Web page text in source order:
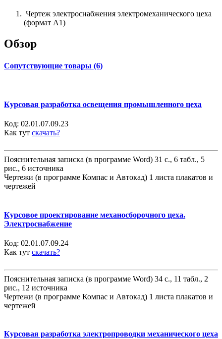
Чертеж электроснабжения электромеханического цеха
(формат А1)
Обзор
Сопутствующие товары (6)
Курсовая разработка освещения промышленного цеха
Код: 02.01.07.09.23
Как тут скачать?
Пояснительная записка (в программе Word) 31 с., 6 табл., 5
рис., 6 источника
Чертежи (в программе Компас и Автокад) 1 листа плакатов и
чертежей
Курсовое проектирование механосборочного цеха.
Электроснабжение
Код: 02.01.07.09.24
Как тут скачать?
Пояснительная записка (в программе Word) 34 с., 11 табл., 2
рис., 12 источника
Чертежи (в программе Компас и Автокад) 1 листа плакатов и
чертежей
Курсовая разработка электропроводки механического цеха